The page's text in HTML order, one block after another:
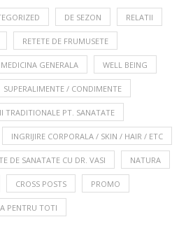
DE SEZON RELATII
RETETE DE FRUMUSETE
MEDICINA GENERALA WELL BEING
SUPERALIMENTE / CONDIMENTE
TRADITIONALE PT. SANATATE
INGRIJIRE CORPORALA / SKIN / HAIR / ETC
DE SANATATE CU DR. VASI NATURA
CROSS POSTS PROMO
PENTRU TOTI